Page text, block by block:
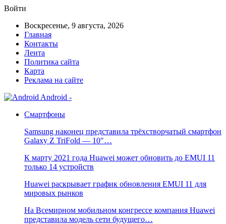
Войти
Воскресенье, 9 августа, 2026
Главная
Контакты
Лента
Политика сайта
Карта
Реклама на сайте
Android -
Смартфоны
Samsung наконец представила трёхстворчатый смартфон
Galaxy Z TriFold — 10″…
К марту 2021 года Huawei может обновить до EMUI 11
только 14 устройств
Huawei раскрывает график обновления EMUI 11 для
мировых рынков
На Всемирном мобильном конгрессе компания Huawei
представила модель сети будущего…